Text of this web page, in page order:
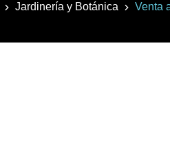
Jardinería y Botánica Venta